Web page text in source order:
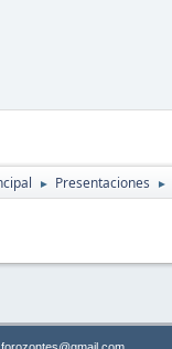
► Presentaciones ►